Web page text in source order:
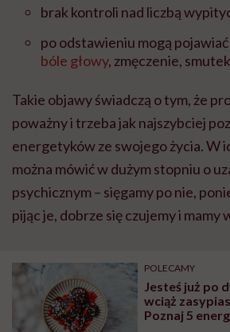
brak kontroli nad liczbą
po odstawieniu mogą
bóle głowy, zmęczenie,
Takie objawy świadczą o tym, że
poważny i trzeba jak najszybciej
energetyków ze swojego życia. W
można mówić w dużym stopniu o
psychicznym – sięgamy po nie,
pijąc je, dobrze się czujemy i mamy
POLECAMY
Jesteś już po
wciąż
Poznaj 5